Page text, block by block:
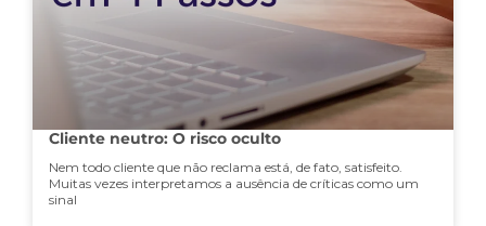
Cliente neutro: O risco oculto
Nem todo cliente que não reclama está, de fato, satisfeito.
Muitas vezes interpretamos a ausência de críticas como um
sinal